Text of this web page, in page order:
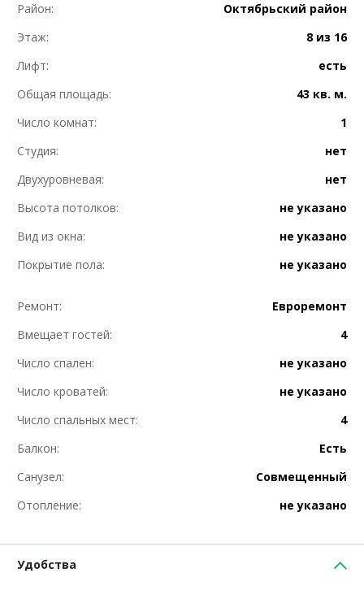
Район:
Октябрьский район
Этаж:
8 из 16
Лифт:
есть
Общая площадь:
43 кв. м.
Число комнат:
1
Студия:
нет
Двухуровневая:
нет
Высота потолков:
не указано
Вид из окна:
не указано
Покрытие пола:
не указано
Ремонт:
Евроремонт
Вмещает гостей:
4
Число спален:
не указано
Число кроватей:
не указано
Число спальных мест:
4
Балкон:
Есть
Санузел:
Совмещенный
Отопление:
не указано
Удобства